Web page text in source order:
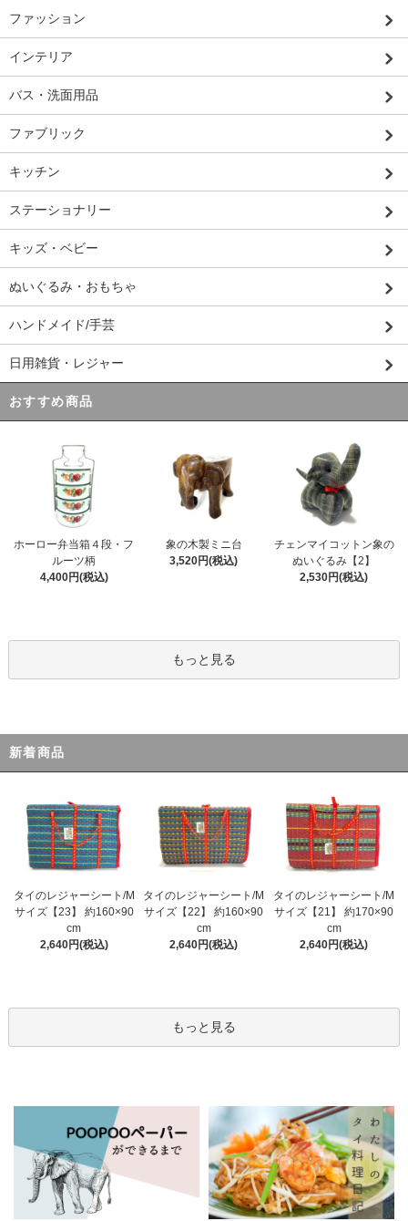
ファッション
インテリア
バス・洗面用品
ファブリック
キッチン
ステーショナリー
キッズ・ベビー
ぬいぐるみ・おもちゃ
ハンドメイド/手芸
日用雑貨・レジャー
おすすめ商品
ホーロー弁当箱４段・フ
ルーツ柄
4,400円(税込)
象の木製ミニ台
3,520円(税込)
チェンマイコットン象の
ぬいぐるみ【2】
2,530円(税込)
もっと見る
新着商品
タイのレジャーシート/M
サイズ【23】 約160×90
cm
2,640円(税込)
タイのレジャーシート/M
サイズ【22】 約160×90
cm
2,640円(税込)
タイのレジャーシート/M
サイズ【21】 約170×90
cm
2,640円(税込)
もっと見る